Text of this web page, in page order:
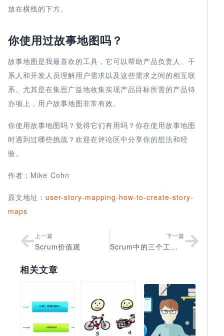
放在横线的下方。
你使用过故事地图吗？
故事地图是我最喜欢的工具，它可以帮助产品负责人、干
系人和开发人员理解用户需求以及这些需求之间的相互联
系。尤其是在集思广益地收集实现产品目标所需的产品待
办项上，用户故事地图非常有效。
你使用故事地图吗？觉得它们有用吗？你在使用故事地图
时遇到过哪些挑战？欢迎在评论区中分享你的想法和经
验。
作者：Mike Cohn
原文地址： user-story-mapping-how-to-create-story-
maps
上一篇
Scrum价值观
下一篇
Scrum中的三个工件（Scrum Artifacts）
相关文章